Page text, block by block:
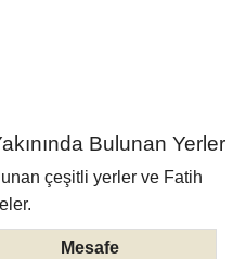
Bulunan Yerler
çeşitli yerler ve Fatih
Mesafe